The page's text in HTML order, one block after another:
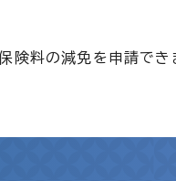
険料の減免を申請でき